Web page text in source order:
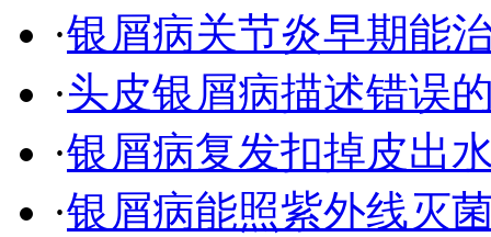
·银屑病关节炎早期能
·头皮银屑病描述错误
·银屑病复发扣掉皮出
·银屑病能照紫外线灭